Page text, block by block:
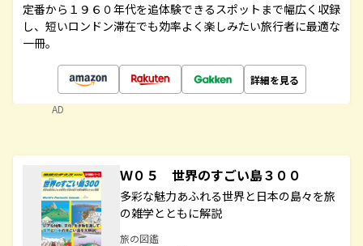
定番から１９６０年代を追体験できるスポットまで幅広く収録
し、短いロンドン滞在でも効率よく楽しみたい旅行者に最適な
一冊。
詳細を見る
AD
Ｗ０５ 世界のすごい島３００
多彩な魅力あふれる世界と日本の島々を旅
の雑学とともに解説
旅の図鑑